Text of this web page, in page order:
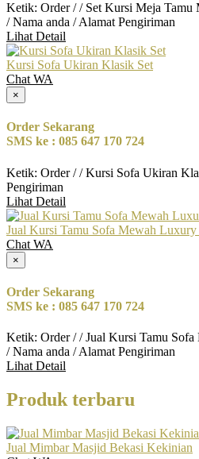
Ketik: Order / / Set Kursi Meja
/ Nama anda / Alamat Pengiriman
Lihat Detail
Kursi Sofa Ukiran Klasik Set
Chat WA
×
Order Sekarang
SMS ke : 085 647 170 724
Ketik: Order / / Kursi Sofa Ukiran
Pengiriman
Lihat Detail
Jual Kursi Tamu Sofa Mewah Luxury
Chat WA
×
Order Sekarang
SMS ke : 085 647 170 724
Ketik: Order / / Jual Kursi Tamu
/ Nama anda / Alamat Pengiriman
Lihat Detail
Produk terbaru
Jual Mimbar Masjid Bekasi Kekinian